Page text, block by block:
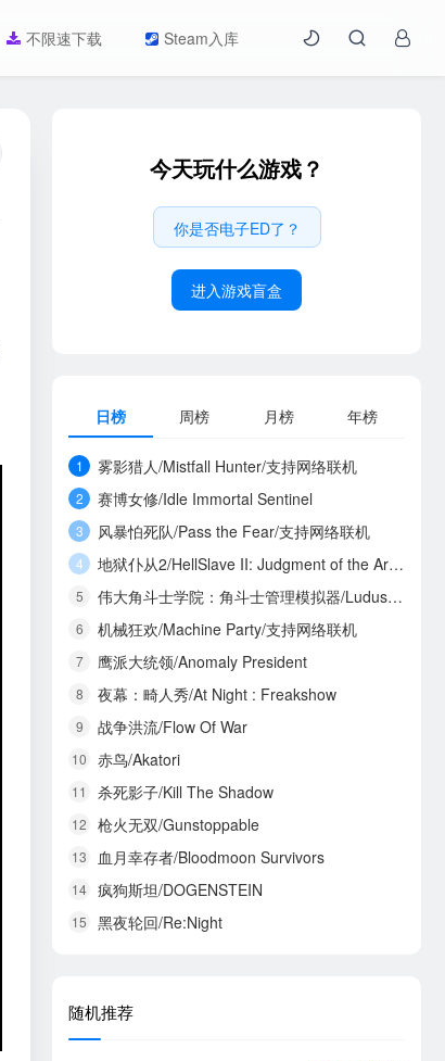
不限速下载 Steam入库
今天玩什么游戏？
你是否电子ED了？
进入游戏盲盒
日榜 周榜 月榜 年榜
1 雾影猎人/Mistfall Hunter/支持网络联机
2 赛博女修/Idle Immortal Sentinel
3 风暴怕死队/Pass the Fear/支持网络联机
4 地狱仆从2/HellSlave II: Judgment of the Archon
5 伟大角斗士学院：角斗士管理模拟器/Ludus Magnatus: Gladiator Manager Simulator
6 机械狂欢/Machine Party/支持网络联机
7 鹰派大统领/Anomaly President
8 夜幕：畸人秀/At Night : Freakshow
9 战争洪流/Flow Of War
10 赤鸟/Akatori
11 杀死影子/Kill The Shadow
12 枪火无双/Gunstoppable
13 血月幸存者/Bloodmoon Survivors
14 疯狗斯坦/DOGENSTEIN
15 黑夜轮回/Re:Night
随机推荐